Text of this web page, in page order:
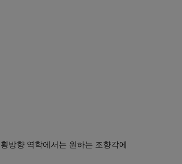
방향 역학에서는 원하는 조향각에